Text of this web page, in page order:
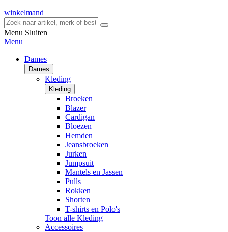
winkelmand
Menu Sluiten
Menu
Dames
Dames
Kleding
Kleding
Broeken
Blazer
Cardigan
Bloezen
Hemden
Jeansbroeken
Jurken
Jumpsuit
Mantels en Jassen
Pulls
Rokken
Shorten
T-shirts en Polo's
Toon alle Kleding
Accessoires